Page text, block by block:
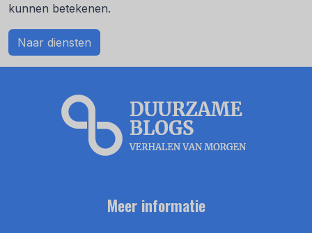
kunnen betekenen.
Naar diensten
Meer informatie